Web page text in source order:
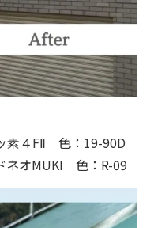
素４FⅡ 色：19-90D
ネオMUKI 色：R-09